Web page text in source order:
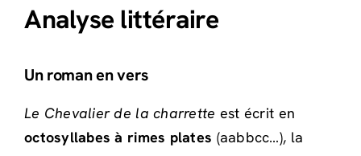
Analyse littéraire
Un roman en vers
Le Chevalier de la charrette est écrit en
octosyllabes à rimes plates (aabbcc…), la